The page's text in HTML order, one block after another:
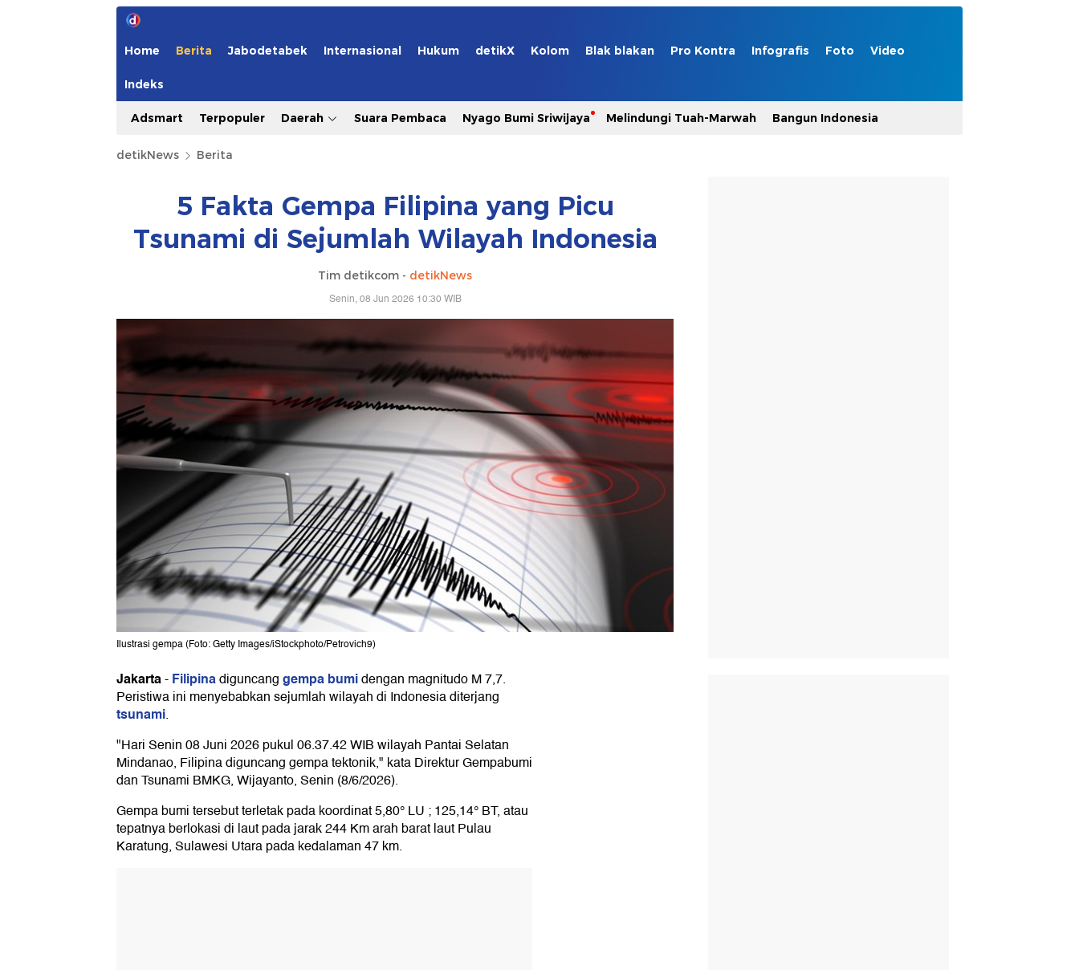
Home Berita Jabodetabek Internasional Hukum detikX Kolom Blak blakan Pro Kontra Infografis Foto Video
Indeks
Adsmart Terpopuler Daerah Suara Pembaca Nyago Bumi Sriwijaya Melindungi Tuah-Marwah Bangun Indonesia
detikNews Berita
5 Fakta Gempa Filipina yang Picu
Tsunami di Sejumlah Wilayah Indonesia
Tim detikcom - detikNews
Senin, 08 Jun 2026 10:30 WIB
Ilustrasi gempa (Foto: Getty Images/iStockphoto/Petrovich9)
Jakarta-Filipinadiguncanggempa bumidengan magnitudo M 7,7.
Peristiwa ini menyebabkan sejumlah wilayah di Indonesia diterjang
tsunami.
"Hari Senin 08 Juni 2026 pukul 06.37.42 WIB wilayah Pantai Selatan
Mindanao, Filipina diguncang gempa tektonik," kata Direktur Gempabumi
dan Tsunami BMKG, Wijayanto, Senin (8/6/2026).
Gempa bumi tersebut terletak pada koordinat 5,80° LU ; 125,14° BT, atau
tepatnya berlokasi di laut pada jarak 244 Km arah barat laut Pulau
Karatung, Sulawesi Utara pada kedalaman 47 km.